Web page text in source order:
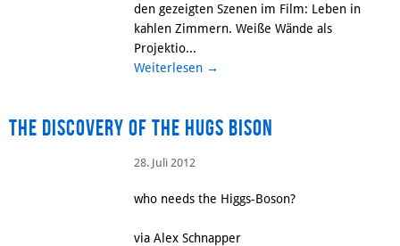
den gezeigten Szenen im Film: Leben in
kahlen Zimmern. Weiße Wände als
Projektio...
Weiterlesen →
The Discovery of the Hugs Bison
28. Juli 2012
who needs the Higgs-Boson?
via Alex Schnapper